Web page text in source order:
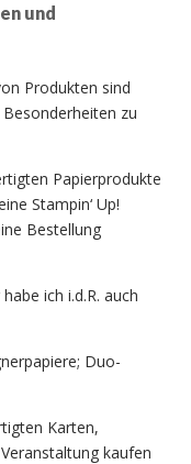
und
Produkten sind
zu
Papierprodukte
Stampin‘ Up!
Bestellung
ich i.d.R. auch
Duo-
Karten,
kaufen